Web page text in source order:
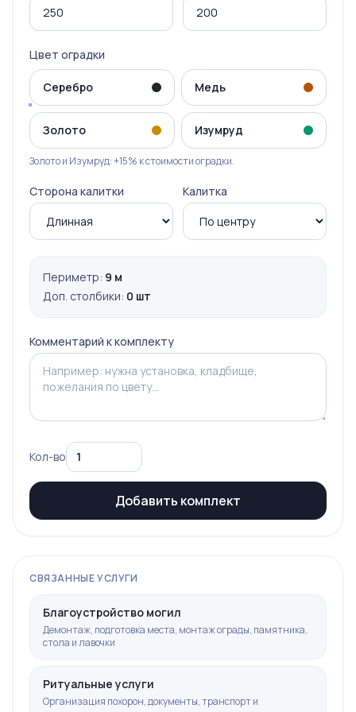
Цвет оградки
Серебро Медь
Золото Изумруд
Золото и Изумруд: +15% к стоимости оградки.
Сторона калитки Калитка
Периметр: 9 м
Доп. столбики: 0 шт
Комментарий к комплекту
Кол-во
Добавить комплект
СВЯЗАННЫЕ УСЛУГИ
Благоустройство могил
Демонтаж, подготовка места, монтаж ограды, памятника,
стола и лавочки
Ритуальные услуги
Организация похорон, документы, транспорт и